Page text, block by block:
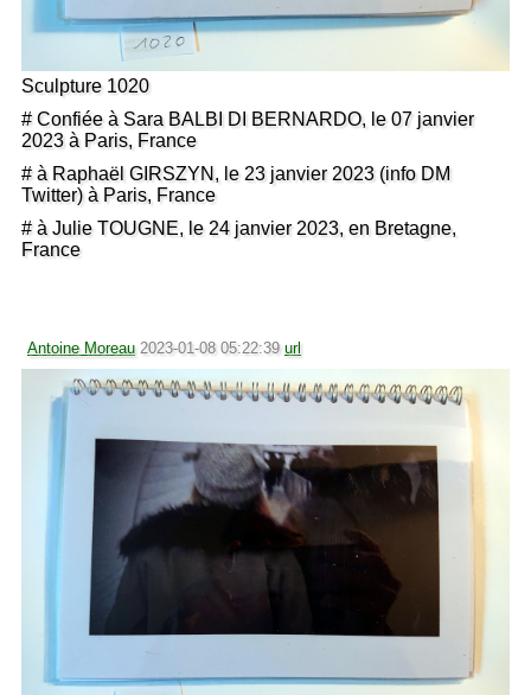
Sculpture 1020
# Confiée à Sara BALBI DI BERNARDO, le 07 janvier
2023 à Paris, France
# à Raphaël GIRSZYN, le 23 janvier 2023 (info DM
Twitter) à Paris, France
# à Julie TOUGNE, le 24 janvier 2023, en Bretagne,
France
Antoine Moreau 2023-01-08 05:22:39 url